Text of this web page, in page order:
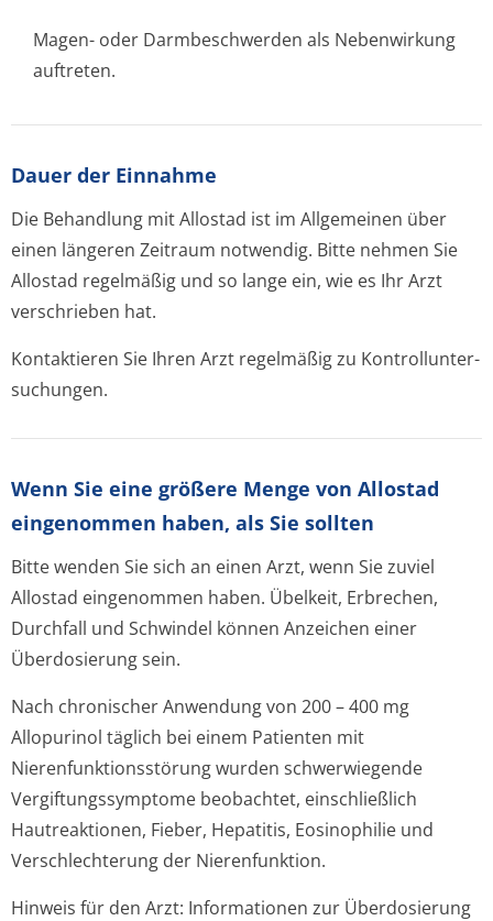
Magen- oder Darmbeschwerden als Nebenwirkung
auftreten.
Dauer der Einnahme
Die Behandlung mit Allostad ist im Allgemeinen über
einen längeren Zeitraum notwendig. Bitte nehmen Sie
Allostad regelmäßig und so lange ein, wie es Ihr Arzt
verschrieben hat.
Kontaktieren Sie Ihren Arzt regelmäßig zu Kontrollunter­
suchungen.
Wenn Sie eine größere Menge von Allostad
eingenommen haben, als Sie sollten
Bitte wenden Sie sich an einen Arzt, wenn Sie zuviel
Allostad eingenommen haben. Übelkeit, Erbrechen,
Durchfall und Schwindel können Anzeichen einer
Überdosierung sein.
Nach chronischer Anwendung von 200 – 400 mg
Allopurinol täglich bei einem Patienten mit
Nierenfunktion­sstörung wurden schwerwiegende
Vergiftungssymptome beobachtet, einschließlich
Hautreaktionen, Fieber, Hepatitis, Eosinophilie und
Verschlechterung der Nierenfunktion.
Hinweis für den Arzt: Informationen zur Überdosierung